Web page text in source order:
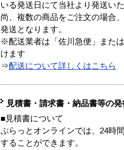
いる発送日にて当社より発送い
尚、複数の商品をご注文の場合
発送となります。
※配送業者は「佐川急便」また
けます
⇒配送について詳しくはこちら
見積書・請求書・納品書等の
■見積書について
ぷらっとオンラインでは、24時
することができます。